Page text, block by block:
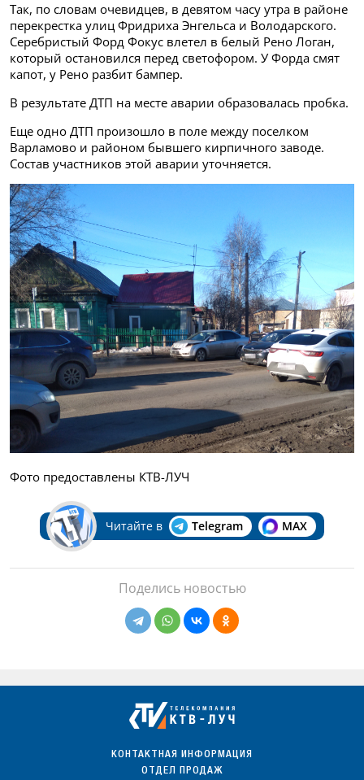
Так, по словам очевидцев, в девятом часу утра в районе
перекрестка улиц Фридриха Энгельса и Володарского.
Серебристый Форд Фокус влетел в белый Рено Логан,
который остановился перед светофором. У Форда смят
капот, у Рено разбит бампер.
В результате ДТП на месте аварии образовалась пробка.
Еще одно ДТП произошло в поле между поселком
Варламово и районом бывшего кирпичного заводе.
Состав участников этой аварии уточняется.
Фото предоставлены КТВ-ЛУЧ
Читайте в Telegram MAX
Поделись новостью
КОНТАКТНАЯ ИНФОРМАЦИЯ
ОТДЕЛ ПРОДАЖ